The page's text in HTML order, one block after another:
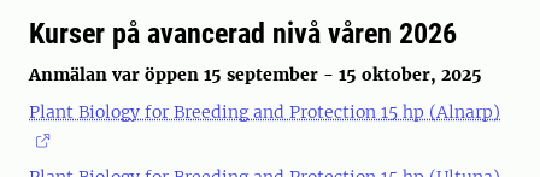
Kurser på avancerad nivå våren 2026
Anmälan var öppen 15 september - 15 oktober, 2025
Plant Biology for Breeding and Protection 15 hp (Alnarp)